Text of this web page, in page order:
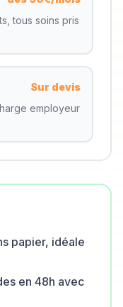
tous soins pris
Sur devis
employeur
papier, idéale
en 48h avec